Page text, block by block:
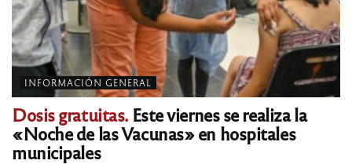
INFORMACIÓN GENERAL
Dosis gratuitas.Este viernes se realiza la
«Noche de las Vacunas» en hospitales
municipales